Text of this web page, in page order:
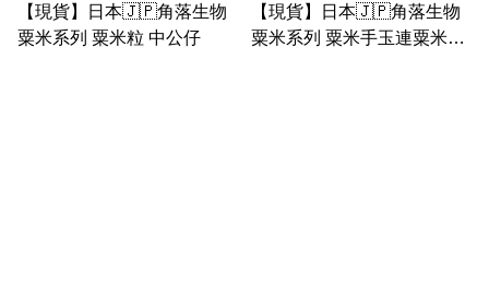
【現貨】日本🇯🇵角落生物
粟米系列 粟米粒 中公仔
【現貨】日本🇯🇵角落生物
粟米系列 粟米手玉連粟米湯